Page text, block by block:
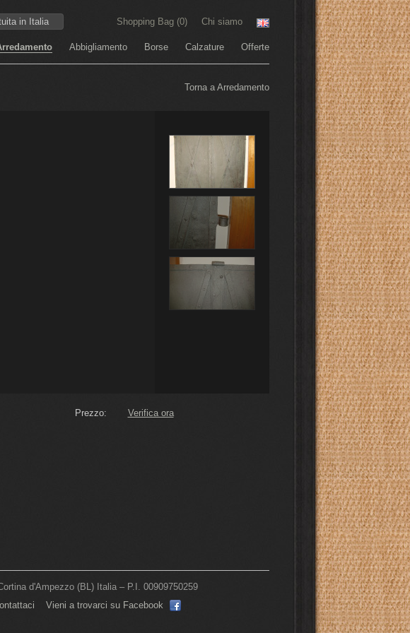
in Italia Shopping Bag (0) Chi siamo
Abbigliamento Borse Calzature Offerte
Torna a Arredamento
Prezzo: Verifica ora
d'Ampezzo (BL) Italia – P.I. 00909750259
Vieni a trovarci su Facebook